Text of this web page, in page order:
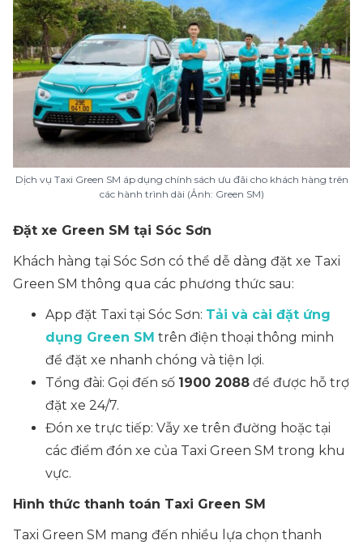
Dịch vụ Taxi Green SM áp dụng chính sách ưu đãi cho khách hàng trên
các hành trình dài (Ảnh: Green SM)
Đặt xe Green SM tại Sóc Sơn
Khách hàng tại Sóc Sơn có thể dễ dàng đặt xe Taxi
Green SM thông qua các phương thức sau:
App đặt Taxi tại Sóc Sơn: Tải và cài đặt ứng
dụng Green SM trên điện thoại thông minh
để đặt xe nhanh chóng và tiện lợi.
Tổng đài: Gọi đến số 1900 2088 để được hỗ trợ
đặt xe 24/7.
Đón xe trực tiếp: Vẫy xe trên đường hoặc tại
các điểm đón xe của Taxi Green SM trong khu
vực.
Hình thức thanh toán Taxi Green SM
Taxi Green SM mang đến nhiều lựa chọn thanh